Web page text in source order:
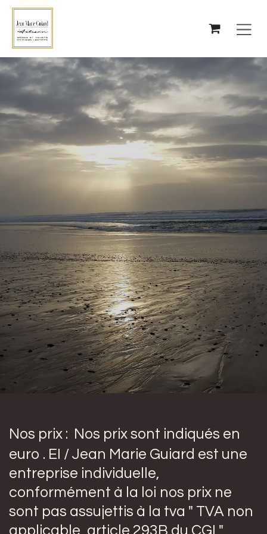
Se rendre au contenu
Nos prix : Nos prix sont indiqués en
euro . EI / Jean Marie Guiard est une
entreprise individuelle,
conformément à la loi nos prix ne
sont pas assujettis à la tva " TVA non
applicable, article 293B du CGI "